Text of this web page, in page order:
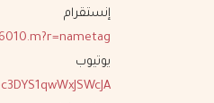
إنستقرام
يوتيوب